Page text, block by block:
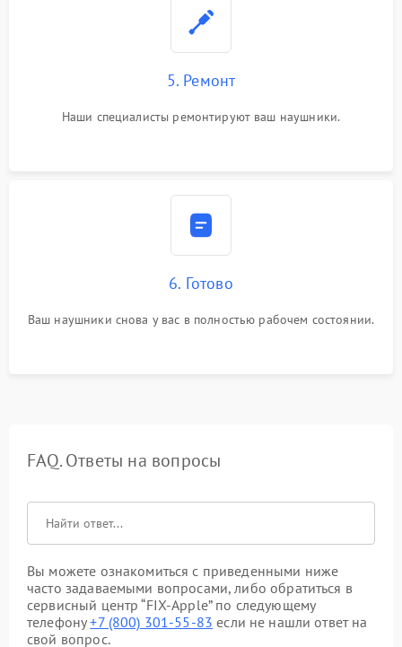
5. Ремонт
Наши специалисты ремонтируют ваш наушники.
6. Готово
Ваш наушники снова у вас в полностью рабочем состоянии.
FAQ. Ответы на вопросы
Вы можете ознакомиться с приведенными ниже
часто задаваемыми вопросами, либо обратиться в
сервисный центр “FIX-Apple” по следующему
телефону+7 (800) 301-55-83 если не нашли ответ на
свой вопрос.